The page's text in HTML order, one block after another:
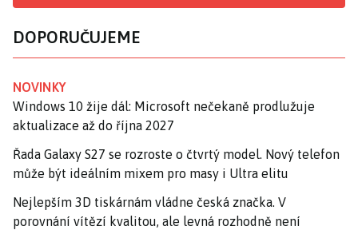
DOPORUČUJEME
NOVINKY
Windows 10 žije dál: Microsoft nečekaně prodlužuje
aktualizace až do října 2027
Řada Galaxy S27 se rozroste o čtvrtý model. Nový telefon
může být ideálním mixem pro masy i Ultra elitu
Nejlepším 3D tiskárnám vládne česká značka. V
porovnání vítězí kvalitou, ale levná rozhodně není